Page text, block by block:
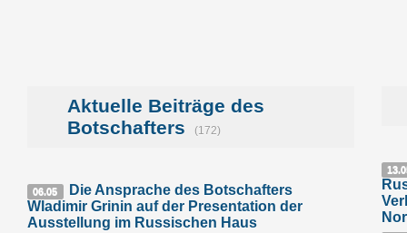
Aktuelle Beiträge des
Botschafters
(172)
06.05
Die Ansprache des Botschafters
Wladimir Grinin auf der Presentation der
Ausstellung im Russischen Haus